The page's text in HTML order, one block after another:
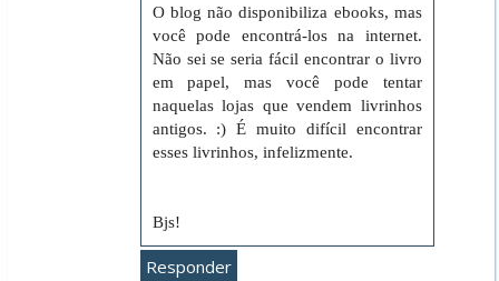
O blog não disponibiliza ebooks, mas
você pode encontrá-los na internet.
Não sei se seria fácil encontrar o livro
em papel, mas você pode tentar
naquelas lojas que vendem livrinhos
antigos. :) É muito difícil encontrar
esses livrinhos, infelizmente.
Bjs!
Responder